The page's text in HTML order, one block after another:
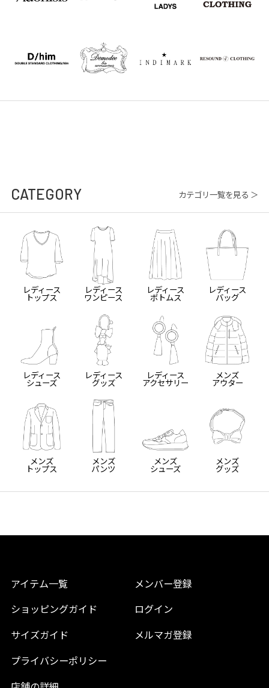
CATEGORY カテゴリ一覧を見る ＞
レディース
トップス
レディース
ワンピース
レディース
ボトムス
レディース
バッグ
レディース
シューズ
レディース
グッズ
レディース
アクセサリー
メンズ
アウター
メンズ
トップス
メンズ
パンツ
メンズ
シューズ
メンズ
グッズ
アイテム一覧
ショッピングガイド
サイズガイド
プライバシーポリシー
メンバー登録
ログイン
メルマガ登録